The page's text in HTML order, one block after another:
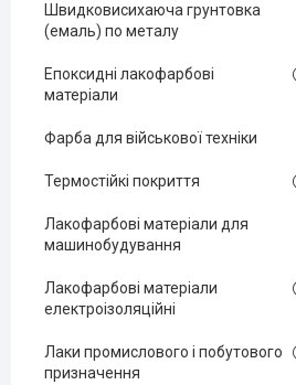
Швидковисихаюча грунтовка
(емаль) по металу
Епоксидні лакофарбові
матеріали
Фарба для військової техніки
Термостійкі покриття
Лакофарбові матеріали для
машинобудування
Лакофарбові матеріали
електроізоляційні
Лаки промислового і побутового
призначення